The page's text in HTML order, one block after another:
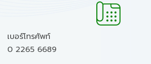
เบอร์โทรศัพท์
0 2265 6689